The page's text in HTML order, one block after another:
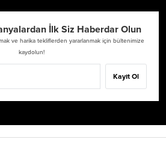
İlk Siz Haberdar Olun
ve harika tekliflerden yararlanmak için bültenimize
kaydolun!
Kayıt Ol